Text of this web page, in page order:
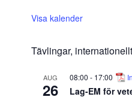
Visa kalender
Tävlingar, internationellt
AUG
26
08:00 - 17:00
Lag-EM för